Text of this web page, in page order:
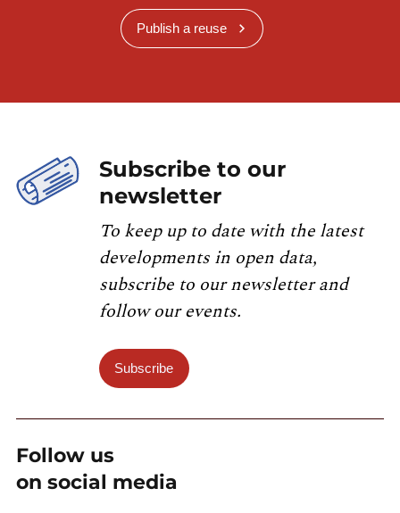
Publish a reuse
Subscribe to our
newsletter
To keep up to date with the latest
developments in open data,
subscribe to our newsletter and
follow our events.
Subscribe
Follow us
on social media